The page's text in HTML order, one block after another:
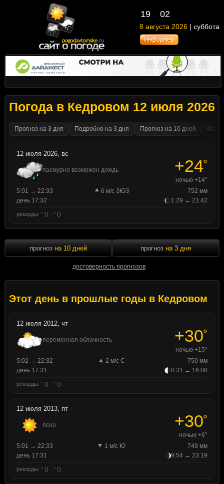
19 02
8 августа 2026 | суббота
Погода в Кедровом 12 июля 2026
Прогноз на 3 дня Подробно на 3 дня Прогноз на 10 дней
12 июля 2026, вс
пасмурно возможен дождь +24°
ночью +14°
5:01 → 22:33
6 м/с ЗЮЗ
752 мм
день 17:32
1:29 → 21:42
рекорды: ° () · ° ()
прогноз на 10 дней
достоверность прогнозов
прогноз на 3 дня
Этот день в прошлые годы в Кедровом
12 июля 2012, чт
переменная облачность +30°
ночью +15°
5:02 → 22:32
2 м/с С
750 мм
день 17:31
0:31 → 16:08
рекорды: ° () · ° ()
12 июля 2013, пт
ясно +30°
ночью +6°
5:01 → 22:33
1 м/с Ю
749 мм
день 17:31
9:54 → 23:19
рекорды: ° () · ° ()